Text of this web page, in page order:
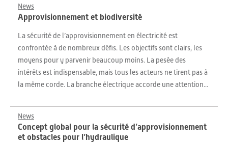
News
Approvisionnement et biodiversité
La sécurité de l’approvisionnement en électricité est
confrontée à de nombreux défis. Les objectifs sont clairs, les
moyens pour y parvenir beaucoup moins. La pesée des
intérêts est indispensable, mais tous les acteurs ne tirent pas à
la même corde. La branche électrique accorde une attention...
News
Concept global pour la sécurité d’approvisionnement
et obstacles pour l’hydraulique